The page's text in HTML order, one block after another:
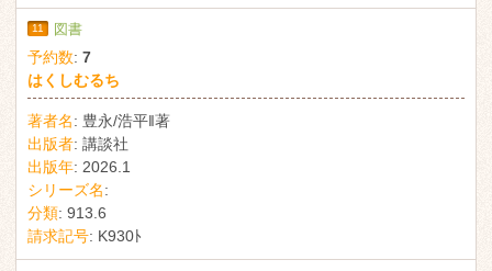
11 図書
予約数: 7
はくしむるち
著者名: 豊永/浩平‖著
出版者: 講談社
出版年: 2026.1
シリーズ名:
分類: 913.6
請求記号: K930ﾄ